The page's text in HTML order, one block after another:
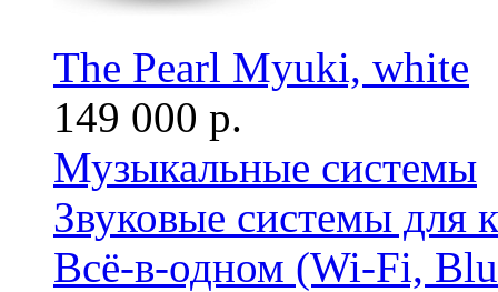
The Pearl Myuki, white
149 000 р.
Музыкальные системы
Звуковые системы для
Всё-в-одном (Wi-Fi,